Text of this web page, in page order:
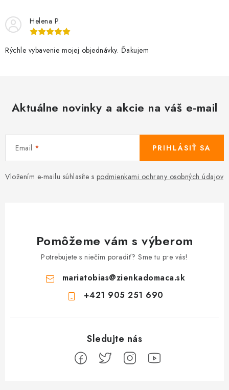
Helena P.
Rýchle vybavenie mojej objednávky. Ďakujem
Aktuálne novinky a akcie na váš e-mail
Email
Vložením e-mailu súhlasíte s podmienkami ochrany osobných údajov
PRIHLÁSIŤ SA
Pomôžeme vám s výberom
Potrebujete s niečím poradiť? Sme tu pre vás!
mariatobias@zienkadomaca.sk
+421 905 251 690